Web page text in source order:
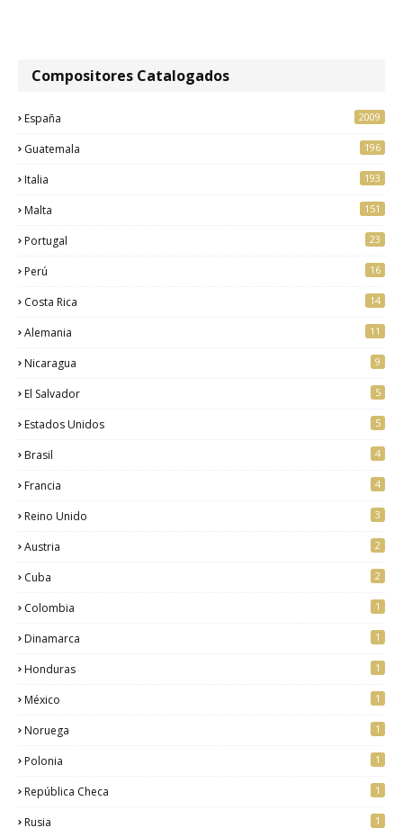
Compositores Catalogados
España 2009
Guatemala 196
Italia 193
Malta 151
Portugal 23
Perú 16
Costa Rica 14
Alemania 11
Nicaragua 9
El Salvador 5
Estados Unidos 5
Brasil 4
Francia 4
Reino Unido 3
Austria 2
Cuba 2
Colombia 1
Dinamarca 1
Honduras 1
México 1
Noruega 1
Polonia 1
República Checa 1
Rusia 1